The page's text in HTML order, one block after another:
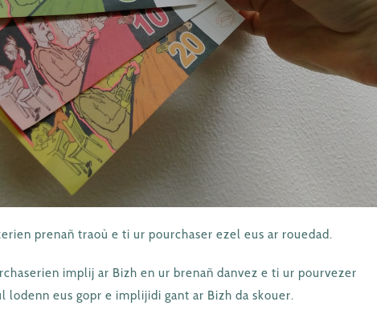
prenañ traoù e ti ur pourchaser ezel eus ar rouedad.
implij ar Bizh en ur brenañ danvez e ti ur pourvezer
lodenn eus gopr e implijidi gant ar Bizh da skouer.